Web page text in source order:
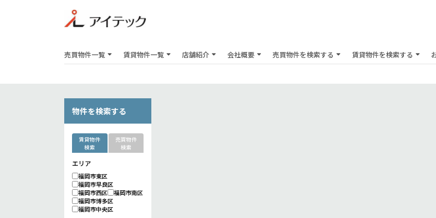
売買物件一覧 賃貸物件一覧 店舗紹介 会社概要 売買物件を検索する 賃貸物件を検索する
物件を検索する
賃貸物件
検索
売買物件
検索
エリア
福岡市東区
福岡市早良区
福岡市西区
福岡市南区
福岡市博多区
福岡市中央区